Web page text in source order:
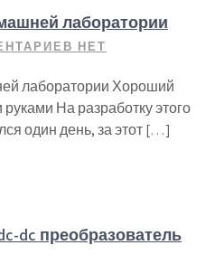
лаборатории
НЕТ
лаборатории Хороший
На разработку этого
один день, за этот […]
dc преобразователь